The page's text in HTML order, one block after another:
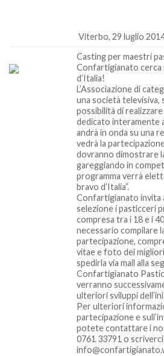
Viterbo, 29 luglio
Casting per maestri
Confartigianato cerca
d’Italia!
L’Associazione di
una società televisiva,
possibilità di
dedicato interamente
andrà in onda su una
vedrà la
dovranno dimostrare
gareggiando in
programma verrà
bravo d’Italia”.
Confartigianato invita
selezione i pasticceri
compresa tra i 18 e i
necessario compilare
partecipazione,
vitae e foto dei
spedirla via mail alla
Confartigianato
verranno
ulteriori sviluppi
Per ulteriori
partecipazione e
potete contattare i
0761 33791 o scriverci